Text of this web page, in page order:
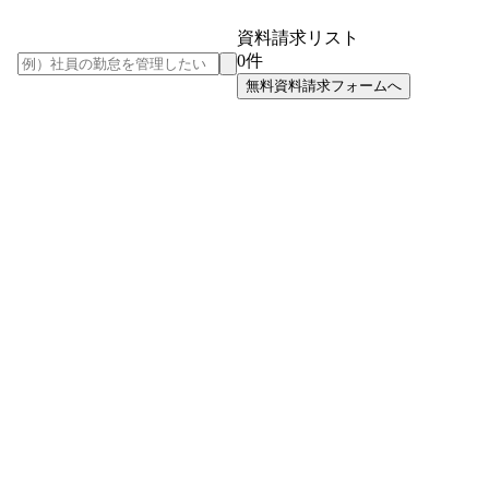
資料請求リスト
0件
無料資料請求フォームへ